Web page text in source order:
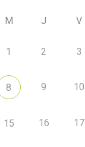
M J V
1 2 3
8 9 10
15 16 17